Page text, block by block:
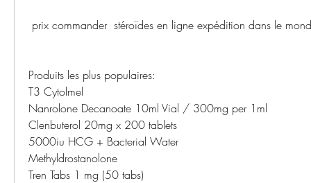
prix commander  stéroïdes en ligne expédition dans le
Produits les plus populaires:
T3 Cytolmel
Nanrolone Decanoate 10ml Vial / 300mg per 1ml
Clenbuterol 20mg x 200 tablets
5000iu HCG + Bacterial Water
Methyldrostanolone
Tren Tabs 1 mg (50 tabs)